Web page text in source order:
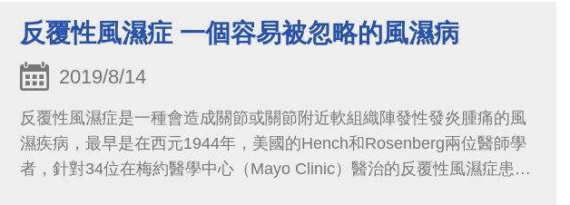
反覆性風濕症 一個容易被忽略的風濕病
2019/8/14
反覆性風濕症是一種會造成關節或關節附近軟組織陣發性發炎腫痛的風
濕疾病，最早是在西元1944年，美國的Hench和Rosenberg兩位醫師學
者，針對34位在梅約醫學中心（Mayo Clinic）醫治的反覆性風濕症患者